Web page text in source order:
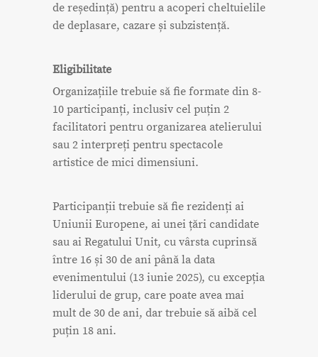
de reședință) pentru a acoperi cheltuielile
de deplasare, cazare și subzistență.
Eligibilitate
Organizațiile trebuie să fie formate din 8-
10 participanți, inclusiv cel puțin 2
facilitatori pentru organizarea atelierului
sau 2 interpreți pentru spectacole
artistice de mici dimensiuni.
Participanții trebuie să fie rezidenți ai
Uniunii Europene, ai unei țări candidate
sau ai Regatului Unit, cu vârsta cuprinsă
între 16 și 30 de ani până la data
evenimentului (13 iunie 2025), cu excepția
liderului de grup, care poate avea mai
mult de 30 de ani, dar trebuie să aibă cel
puțin 18 ani.